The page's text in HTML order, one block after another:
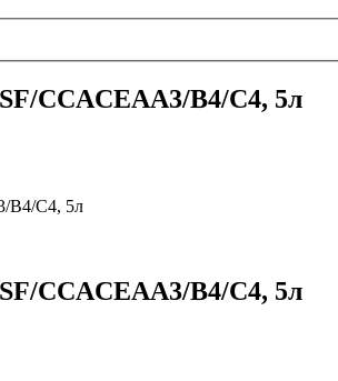
CCACEAA3/B4/C4, 5л
B4/C4, 5л
CCACEAA3/B4/C4, 5л